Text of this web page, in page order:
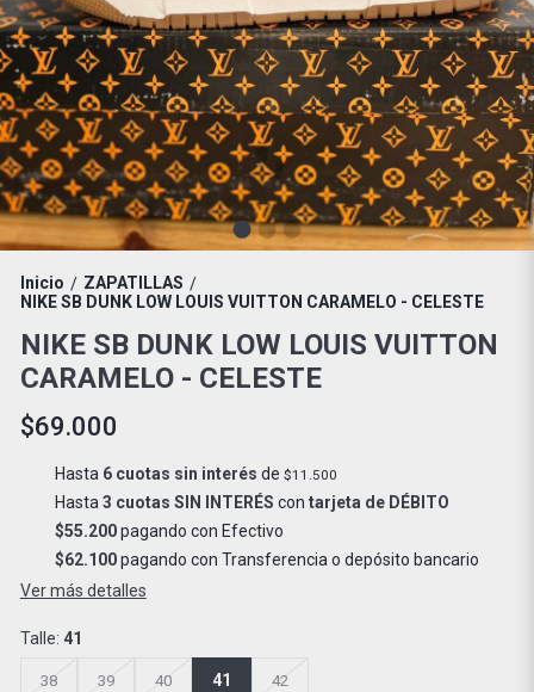
Inicio / ZAPATILLAS /
NIKE SB DUNK LOW LOUIS VUITTON CARAMELO - CELESTE
NIKE SB DUNK LOW LOUIS VUITTON
CARAMELO - CELESTE
$69.000
Hasta 6 cuotas sin interés de $11.500
Hasta 3 cuotas SIN INTERÉS con tarjeta de DÉBITO
$55.200pagando con Efectivo
$62.100pagando con Transferencia o depósito bancario
Ver más detalles
Talle: 41
38 39 40 41 42